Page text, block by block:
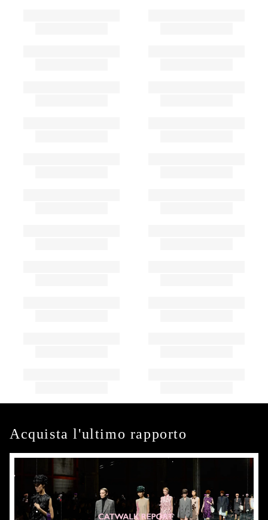
Acquista l'ultimo rapporto